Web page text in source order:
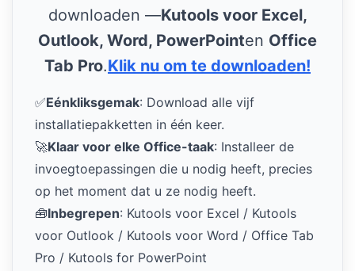
downloaden —Kutools voor Excel,
Outlook, Word, PowerPointen Office
Tab Pro.Klik nu om te downloaden!
✅Eénkliksgemak: Download alle vijf
installatiepakketten in één keer.
🚀Klaar voor elke Office-taak: Installeer de
invoegtoepassingen die u nodig heeft, precies
op het moment dat u ze nodig heeft.
🧰Inbegrepen: Kutools voor Excel / Kutools
voor Outlook / Kutools voor Word / Office Tab
Pro / Kutools for PowerPoint